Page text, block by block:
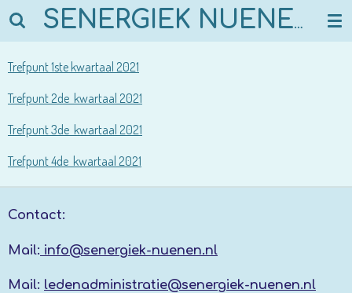
Ga
de
hoofdinhoud
SENERGIEK NUENEN
Trefpunt 1ste kwartaal 2021
Trefpunt 2de kwartaal 2021
Trefpunt 3de kwartaal 2021
Trefpunt 4de kwartaal 2021
Contact:
Mail: info@senergiek-nuenen.nl
Mail: ledenadministratie@senergiek-nuenen.nl